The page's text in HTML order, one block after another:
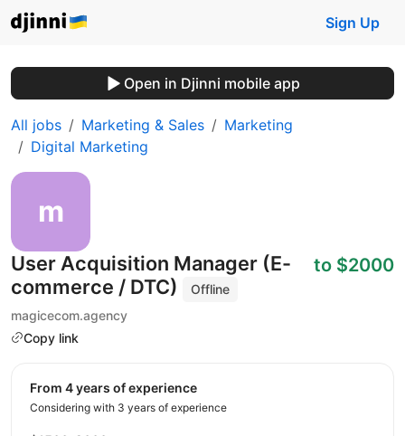
Sign Up
Open in Djinni mobile app
All jobs Marketing & Sales
Marketing
Digital Marketing
User Acquisition Manager (E-
commerce / DTC)
Offline
magicecom.agency
Copy link
to $2000
from 4 years of experience
Considering with 3 years of experience